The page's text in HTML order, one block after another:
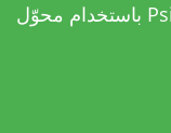
محوّل